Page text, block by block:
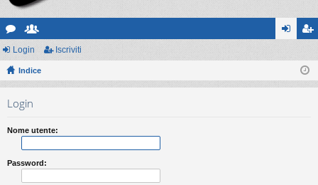
or
u
sc
ritt riv
Login Iscriviti
Indice
Login
Nome utente:
Password: